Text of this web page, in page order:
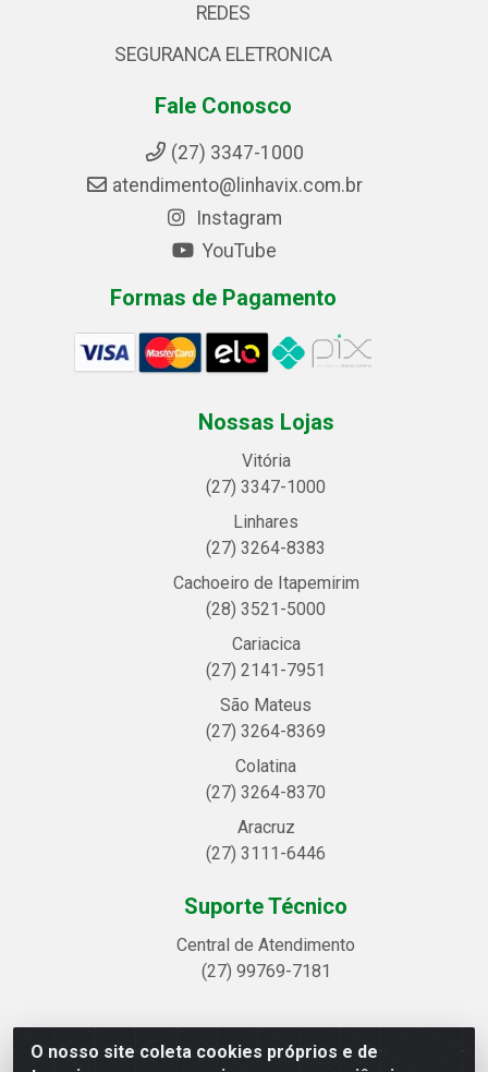
O nosso site coleta cookies próprios e de
REDES
SEGURANCA ELETRONICA
Fale Conosco
(27) 3347-1000
atendimento@linhavix.com.br
Instagram
YouTube
Formas de Pagamento
Nossas Lojas
Vitória
(27) 3347-1000
Linhares
(27) 3264-8383
Cachoeiro de Itapemirim
(28) 3521-5000
Cariacica
(27) 2141-7951
São Mateus
(27) 3264-8369
Colatina
(27) 3264-8370
Aracruz
(27) 3111-6446
Suporte Técnico
Central de Atendimento
(27) 99769-7181
Linhavix Distribuidora LTDA - Avenida Alegre, 2521 -